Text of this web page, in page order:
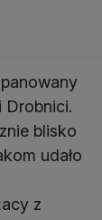
Drobnici.
blisko
udało
z